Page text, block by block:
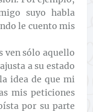
suyo habla
le cuento mis
ven sólo aquello
a su estado
idea de que mi
mis peticiones
por su parte